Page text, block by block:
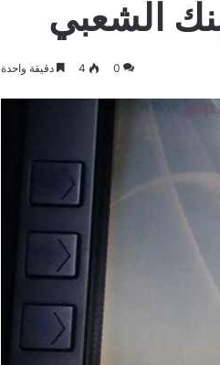
الشعبي
0
4 دقيقة واحدة